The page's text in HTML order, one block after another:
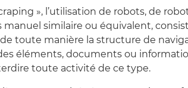
», l’utilisation de robots, de
similaire ou équivalent,
toute manière la structure de
éléments, documents ou
toute activité de ce type.